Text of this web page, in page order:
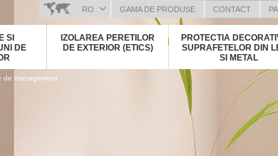
GAMA DE PRODUSE CONTACT
BOSANSKI (BOSNIAN)
HRVATSKI (CROATIAN)
ENGLISH (ENGLISH)
RO
SI
DE
IZOLAREA PERETILOR
DE EXTERIOR (ETICS)
PROTECTIA
SUPRAFETELOR DIN
SI METAL
de management